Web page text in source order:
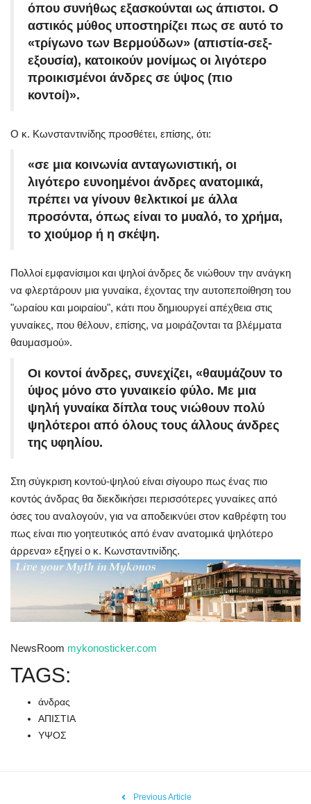
όπου συνήθως εξασκούνται ως άπιστοι. Ο
αστικός μύθος υποστηρίζει πως σε αυτό το
«τρίγωνο των Βερμούδων» (απιστία-σεξ-
εξουσία), κατοικούν μονίμως οι λιγότερο
προικισμένοι άνδρες σε ύψος (πιο
κοντοί)».
Ο κ. Κωνσταντινίδης προσθέτει, επίσης, ότι:
«σε μια κοινωνία ανταγωνιστική, οι
λιγότερο ευνοημένοι άνδρες ανατομικά,
πρέπει να γίνουν θελκτικοί με άλλα
προσόντα, όπως είναι το μυαλό, το χρήμα,
το χιούμορ ή η σκέψη.
Πολλοί εμφανίσιμοι και ψηλοί άνδρες δε νιώθουν την ανάγκη
να φλερτάρουν μια γυναίκα, έχοντας την αυτοπεποίθηση του
"ωραίου και μοιραίου", κάτι που δημιουργεί απέχθεια στις
γυναίκες, που θέλουν, επίσης, να μοιράζονται τα βλέμματα
θαυμασμού».
Οι κοντοί άνδρες, συνεχίζει, «θαυμάζουν το
ύψος μόνο στο γυναικείο φύλο. Με μια
ψηλή γυναίκα δίπλα τους νιώθουν πολύ
ψηλότεροι από όλους τους άλλους άνδρες
της υφηλίου.
Στη σύγκριση κοντού-ψηλού είναι σίγουρο πως ένας πιο
κοντός άνδρας θα διεκδικήσει περισσότερες γυναίκες από
όσες του αναλογούν, για να αποδεικνύει στον καθρέφτη του
πως είναι πιο γοητευτικός από έναν ανατομικά ψηλότερο
άρρενα» εξηγεί ο κ. Κωνσταντινίδης.
NewsRoom mykonosticker.com
TAGS:
άνδρας
ΑΠΙΣΤΙΑ
ΥΨΟΣ
Previous Article